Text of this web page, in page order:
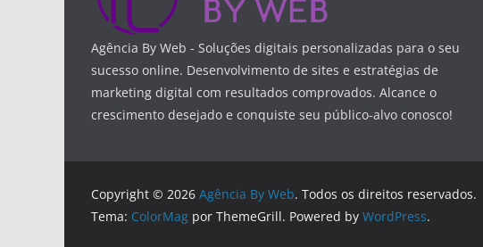
Agência By Web - Soluções digitais personalizadas para o seu
sucesso online. Desenvolvimento de sites e estratégias de
marketing digital com resultados comprovados. Alcance o
crescimento desejado e conquiste seu público-alvo conosco!
Copyright © 2026 Agência By Web. Todos os direitos reservados.
Tema: ColorMag por ThemeGrill. Powered by WordPress.